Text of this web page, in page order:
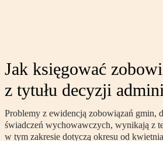
Jak księgować
z tytułu decyzji
Problemy z ewidencją zobowiązań gmin,
świadczeń wychowawczych, wynikają z
w tym zakresie dotyczą okresu od